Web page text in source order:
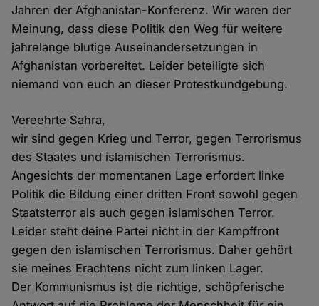
Jahren der Afghanistan-Konferenz. Wir waren der
Meinung, dass diese Politik den Weg für weitere
jahrelange blutige Auseinandersetzungen in
Afghanistan vorbereitet. Leider beteiligte sich
niemand von euch an dieser Protestkundgebung.
Vereehrte Sahra,
wir sind gegen Krieg und Terror, gegen Terrorismus
des Staates und islamischen Terrorismus.
Angesichts der momentanen Lage erfordert linke
Politik die Bildung einer dritten Front sowohl gegen
Staatsterror als auch gegen islamischen Terror.
Leider steht deine Partei nicht in der Kampffront
gegen den islamischen Terrorismus. Daher gehört
sie meines Erachtens nicht zum linken Lager.
Der Kommunismus ist die richtige, schöpferische